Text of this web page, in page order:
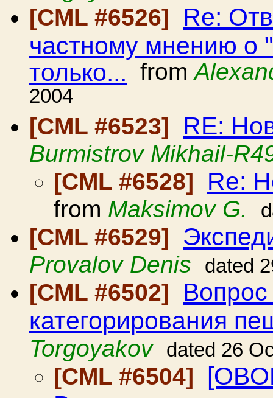
[CML #6526] Re:
частному мнению о
только... from
2004
[CML #6523]
RE:
Burmistrov Mikhail-
[CML #6528]
Re:
from Maksimov G.
[CML #6529]
Provalov Denis dated
[CML #6502]
категорирования
Torgoyakov dated 26
[CML #6504]